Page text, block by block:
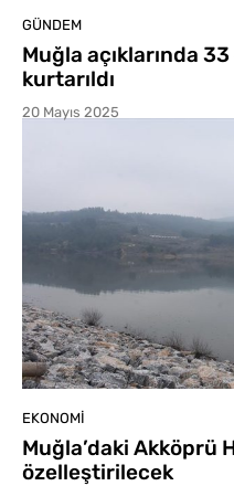
GÜNDEM
Muğla açıklarında
kurtarıldı
20 Mayıs 2025
EKONOMI
Muğla’daki Akköprü
özelleştirilecek